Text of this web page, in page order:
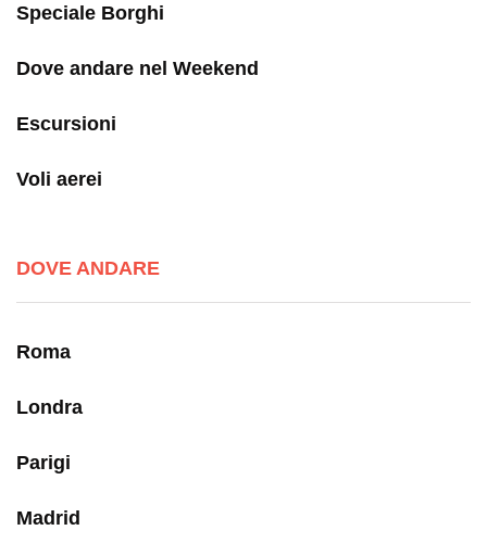
Speciale Borghi
Dove andare nel Weekend
Escursioni
Voli aerei
DOVE ANDARE
Roma
Londra
Parigi
Madrid